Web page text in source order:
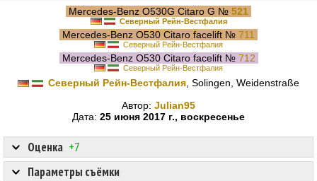
Mercedes-Benz O530G Citaro G № 521
Северный Рейн-Вестфалия
Mercedes-Benz O530 Citaro facelift № 711
Северный Рейн-Вестфалия
Mercedes-Benz O530 Citaro facelift № 712
Северный Рейн-Вестфалия
Северный Рейн-Вестфалия, Solingen, Weidenstraße
Автор: Julian95
Дата: 25 июня 2017 г., воскресенье
Оценка +7
Параметры съёмки